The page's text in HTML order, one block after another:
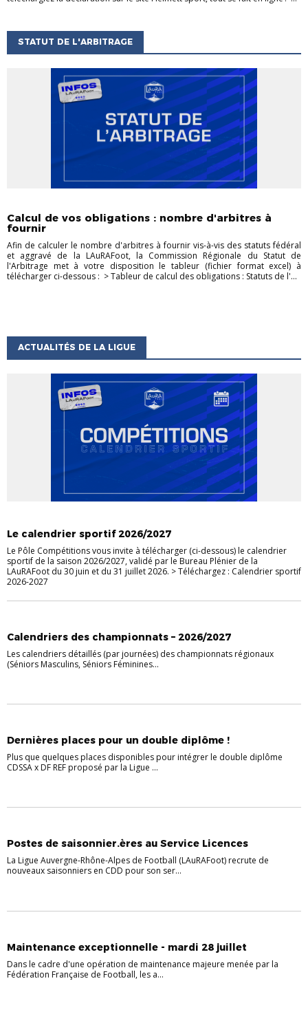
STATUT DE L'ARBITRAGE
Calcul de vos obligations : nombre d'arbitres à
fournir
Afin de calculer le nombre d'arbitres à fournir vis-à-vis des statuts fédéral
et aggravé de la LAuRAFoot, la Commission Régionale du Statut de
l'Arbitrage met à votre disposition le tableur (fichier format excel) à
télécharger ci-dessous : > Tableur de calcul des obligations : Statuts de l'...
ACTUALITÉS DE LA LIGUE
Le calendrier sportif 2026/2027
Le Pôle Compétitions vous invite à télécharger (ci-dessous) le calendrier
sportif de la saison 2026/2027, validé par le Bureau Plénier de la
LAuRAFoot du 30 juin et du 31 juillet 2026. > Téléchargez : Calendrier sportif
2026-2027
Calendriers des championnats – 2026/2027
Les calendriers détaillés (par journées) des championnats régionaux
(Séniors Masculins, Séniors Féminines...
Dernières places pour un double diplôme !
Plus que quelques places disponibles pour intégrer le double diplôme
CDSSA x DF REF proposé par la Ligue ...
Postes de saisonnier.ères au Service Licences
La Ligue Auvergne-Rhône-Alpes de Football (LAuRAFoot) recrute de
nouveaux saisonniers en CDD pour son ser...
Maintenance exceptionnelle - mardi 28 juillet
Dans le cadre d'une opération de maintenance majeure menée par la
Fédération Française de Football, les a...